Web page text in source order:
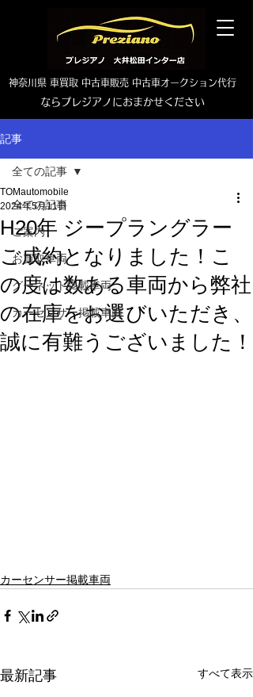
神奈川県 車買取 中古車販売 中古車オークション代行
ならプレジアノにおまかせください
TEL0465-46-6667
記事
全ての記事
ご案内
お買取車両
グーネット掲載車両
カーセンサー掲載車両
全ての記事
H20年 ジープラングラー
ご成約となりました！こ
の度は数ある車両から弊社
の在庫をお選びいただき、
誠に有難うございました！
TOMautomobile
2024年5月11日
カーセンサー掲載車両
最新記事 すべて表示